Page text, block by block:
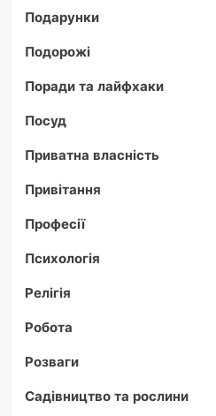
Подарунки
Подорожі
Поради та лайфхаки
Посуд
Приватна власність
Привітання
Професії
Психологія
Релігія
Робота
Розваги
Садівництво та рослини